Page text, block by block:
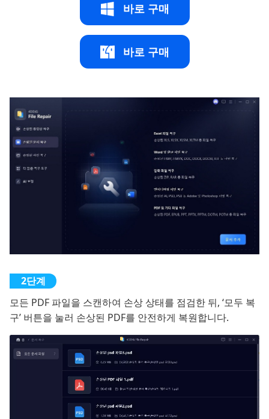
바로 구매
바로 구매
모든 PDF 파일을 스캔하여 손상 상태를 점검한 뒤, ‘모두 복
구’ 버튼을 눌러 손상된 PDF를 안전하게 복원합니다.